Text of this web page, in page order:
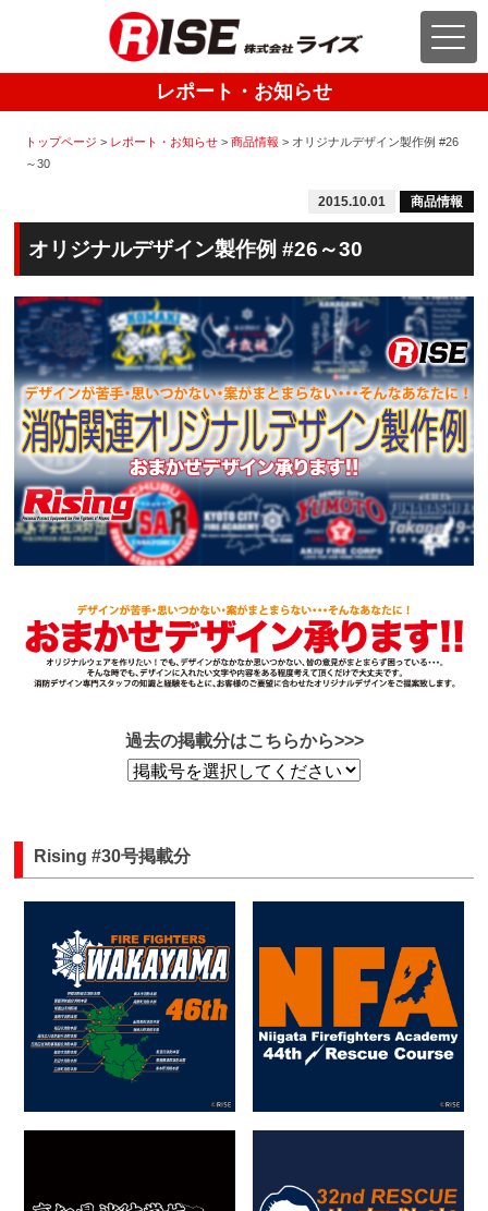
レポート・お知らせ
トップページ > レポート・お知らせ >商品情報 > オリジナルデザイン製作例 #26
～30
2015.10.01 商品情報
オリジナルデザイン製作例 #26～30
過去の掲載分はこちらから>>>
Rising #30号掲載分